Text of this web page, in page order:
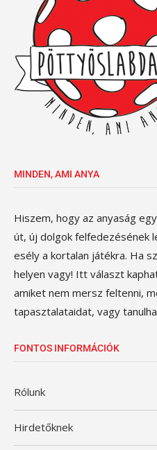
MINDEN, AMI ANYA
Hiszem, hogy az anyaság
út, új dolgok felfedezésének
esély a kortalan játékra. Ha
helyen vagy! Itt választ
amiket nem mersz feltenni,
tapasztalataidat, vagy
FONTOS INFORMÁCIÓK
Rólunk
Hirdetőknek